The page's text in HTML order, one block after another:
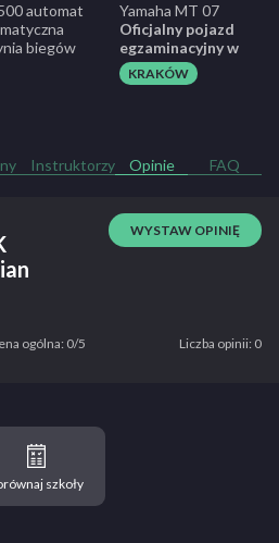
automat
biegów
Yamaha MT 07
Oficjalny pojazd
egzaminacyjny w
KRAKÓW
Instruktorzy Opinie FAQ
WYSTAW OPINIĘ
ogólna: 0/5 Liczba opinii: 0
szkoły